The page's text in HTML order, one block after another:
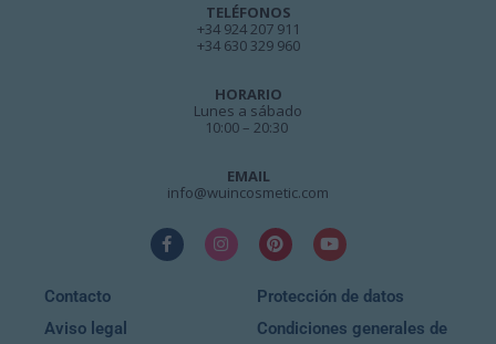
TELÉFONOS
+34 924 207 911
+34 630 329 960
HORARIO
Lunes a sábado
10:00 – 20:30
EMAIL
info@wuincosmetic.com
Contacto
Aviso legal
Protección de datos
Condiciones generales de